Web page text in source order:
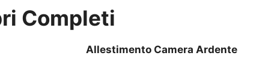
Completi
Allestimento Camera Ardente